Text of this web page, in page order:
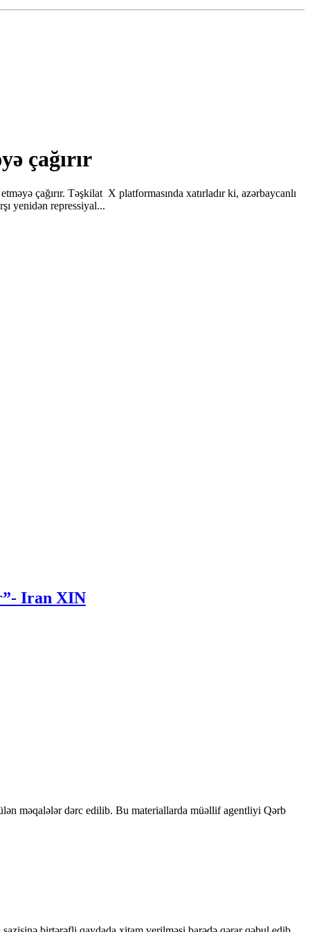
çağırır
çağırır. Təşkilat X platformasında xatırladır ki, azərbaycanlı
yenidən repressiyal...
Iran XIN
məqalələr dərc edilib. Bu materiallarda müəllif agentliyi Qərb